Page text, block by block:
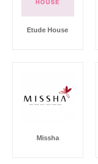
Etude House
Missha